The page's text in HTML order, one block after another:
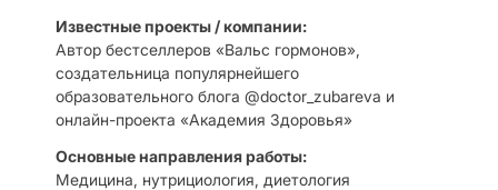
Известные проекты / компании:
Автор бестселлеров «Вальс гормонов»,
создательница популярнейшего
образовательного блога @doctor_zubareva и
онлайн-проекта «Академия Здоровья»
Основные направления работы:
Медицина, нутрициология, диетология